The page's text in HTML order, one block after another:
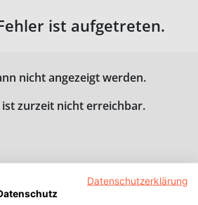
ist aufgetreten.
nicht angezeigt werden.
ist zurzeit nicht erreichbar.
Datenschutzerklärung